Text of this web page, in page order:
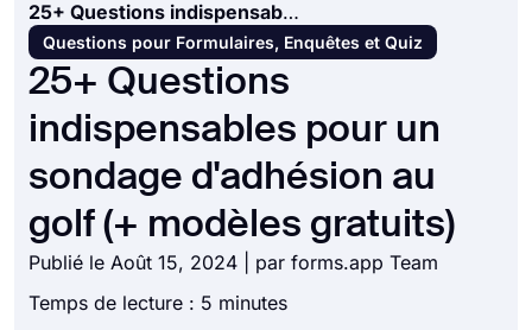
Modèles
Ressources
Tarification
25+ Questions indispensables pour un sondage d'adhésion au golf (+ modèles gratuits)
Questions pour Formulaires, Enquêtes et Quiz
25+ Questions
indispensables pour un
sondage d'adhésion au
golf (+ modèles gratuits)
Publié le Août 15, 2024 | par forms.app Team
Temps de lecture : 5 minutes